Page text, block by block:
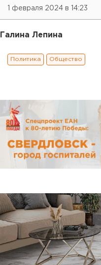
1 февраля 2024 в 14:23
Галина Лепина
Политика Общество